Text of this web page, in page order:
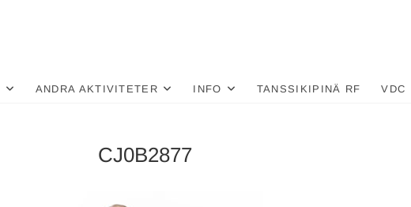
ANDRA AKTIVITETER INFO TANSSIKIPINÄ RF VDC
CJ0B2877